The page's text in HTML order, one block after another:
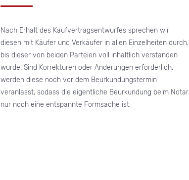
Nach Erhalt des Kaufvertragsentwurfes sprechen wir
diesen mit Käufer und Verkäufer in allen Einzelheiten durch,
bis dieser von beiden Parteien voll inhaltlich verstanden
wurde. Sind Korrekturen oder Änderungen erforderlich,
werden diese noch vor dem Beurkundungstermin
veranlasst, sodass die eigentliche Beurkundung beim Notar
nur noch eine entspannte Formsache ist.